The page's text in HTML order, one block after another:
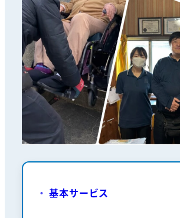
基本サービス